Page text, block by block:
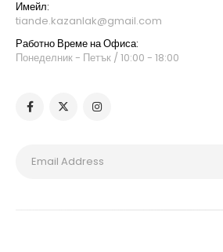
Имейл:
tiande.kazanlak@gmail.com
Работно Време на Офиса:
Понеделник - Петък / 10:00 - 18:00